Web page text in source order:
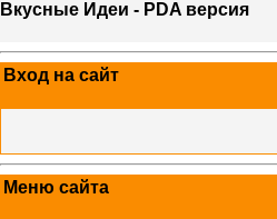
Вкусные Идеи - PDA версия
Вход на сайт
Меню сайта